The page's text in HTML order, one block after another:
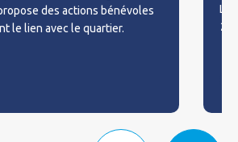
des actions bénévoles
le lien avec le quartier.